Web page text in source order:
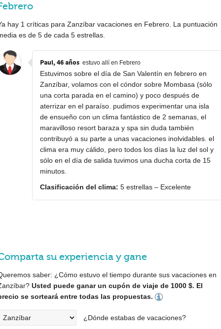
hay 1 críticas para Zanzíbar vacaciones en Febrero. La puntuación
es de 5 de cada 5 estrellas.
Paul, 46 años estuvo allí en Febrero
Estuvimos sobre el día de San Valentín en febrero en
Zanzíbar, volamos con el cóndor sobre Mombasa (sólo
una corta parada en el camino) y poco después de
aterrizar en el paraíso. pudimos experimentar una isla
de ensueño con un clima fantástico de 2 semanas, el
maravilloso resort baraza y spa sin duda también
contribuyó a su parte a unas vacaciones inolvidables. el
clima era muy cálido, pero todos los días la luz del sol y
sólo en el día de salida tuvimos una ducha corta de 15
minutos.
Clasificación del clima: 5 estrellas – Excelente
su experiencia y gane
saber: ¿Cómo estuvo el tiempo durante sus vacaciones en
Usted puede ganar un cupón de viaje de 1000 $. El
se sorteará entre todas las propuestas.
¿Dónde estabas de vacaciones?